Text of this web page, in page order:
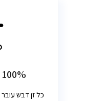
100% דבש זני וטהור
כל זן דבש